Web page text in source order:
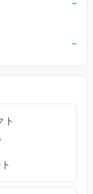
-
ト